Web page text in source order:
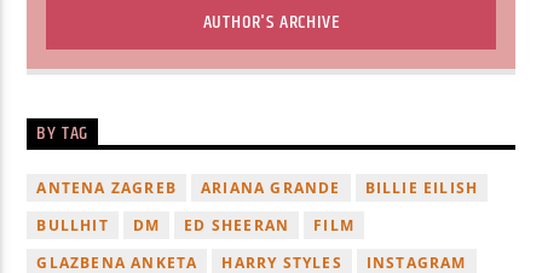
AUTHOR'S ARCHIVE
BY TAG
ANTENA ZAGREB ARIANA GRANDE
BILLIE EILISH
BULLHIT
DM ED SHEERAN
FILM
GLAZBENA ANKETA
HARRY STYLES
INSTAGRAM